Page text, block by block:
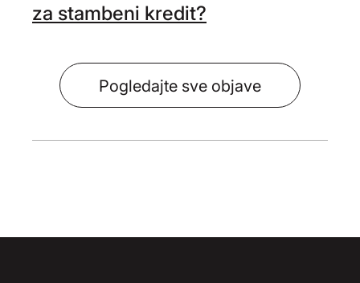
za stambeni kredit?
Pogledajte sve objave